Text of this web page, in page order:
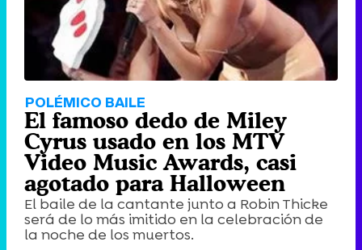
POLÉMICO BAILE
El famoso dedo de Miley
Cyrus usado en los MTV
Video Music Awards, casi
agotado para Halloween
El baile de la cantante junto a Robin Thicke
será de lo más imitido en la celebración de
la noche de los muertos.